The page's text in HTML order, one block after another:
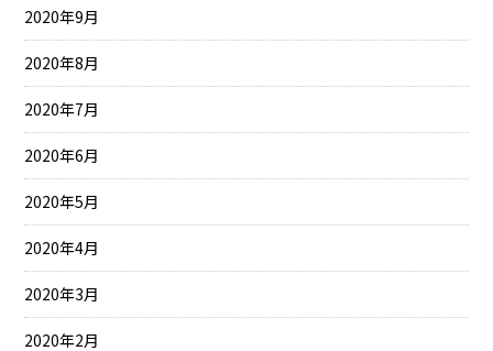
2020年9月
2020年8月
2020年7月
2020年6月
2020年5月
2020年4月
2020年3月
2020年2月